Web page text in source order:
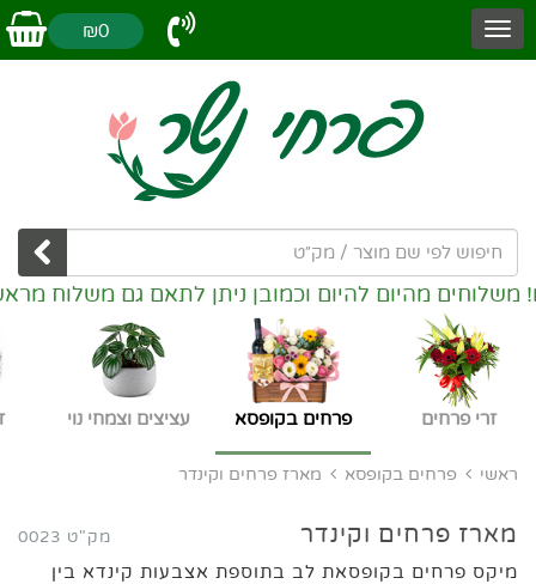
₪0
להיום וכמובן ניתן לתאם גם משלוח מראש. אזורי
זרי פרחים פרחים בקופסא עציצים וצמחי נוי
ראשי פרחים בקופסא מארז פרחים וקינדר
מארז פרחים וקינדר מק"ט 0023
מיקס פרחים בקופסאת לב בתוספת אצבעות קינדא בין